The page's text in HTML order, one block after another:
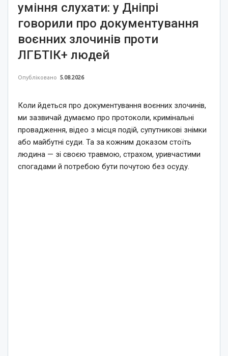
уміння слухати: у Дніпрі
говорили про документування
воєнних злочинів проти
ЛГБТІК+ людей
Опубліковано 5.08.2026
Коли йдеться про документування воєнних злочинів,
ми зазвичай думаємо про протоколи, кримінальні
провадження, відео з місця подій, супутникові знімки
або майбутні суди. Та за кожним доказом стоїть
людина — зі своєю травмою, страхом, уривчастими
спогадами й потребою бути почутою без осуду.